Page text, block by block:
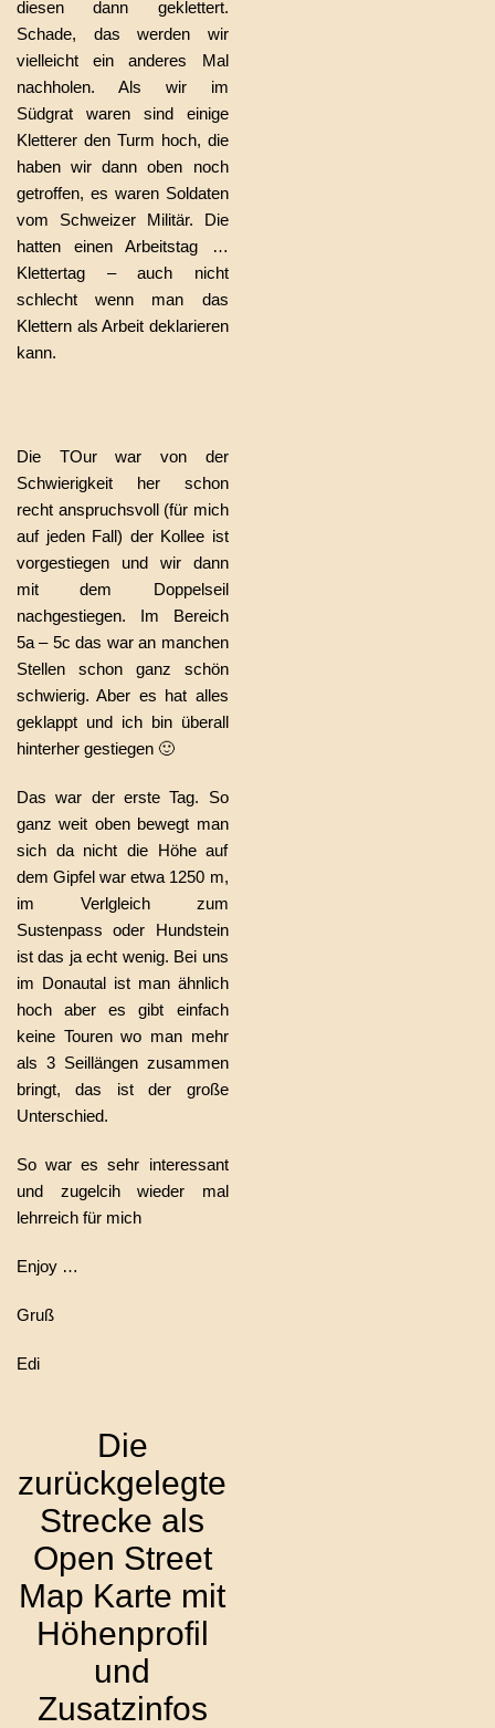
diesen dann geklettert.
Schade, das werden wir
vielleicht ein anderes Mal
nachholen. Als wir im
Südgrat waren sind einige
Kletterer den Turm hoch, die
haben wir dann oben noch
getroffen, es waren Soldaten
vom Schweizer Militär. Die
hatten einen Arbeitstag …
Klettertag – auch nicht
schlecht wenn man das
Klettern als Arbeit deklarieren
kann.
Die TOur war von der
Schwierigkeit her schon
recht anspruchsvoll (für mich
auf jeden Fall) der Kollee ist
vorgestiegen und wir dann
mit dem Doppelseil
nachgestiegen. Im Bereich
5a – 5c das war an manchen
Stellen schon ganz schön
schwierig. Aber es hat alles
geklappt und ich bin überall
hinterher gestiegen 🙂
Das war der erste Tag. So
ganz weit oben bewegt man
sich da nicht die Höhe auf
dem Gipfel war etwa 1250 m,
im Verlgleich zum
Sustenpass oder Hundstein
ist das ja echt wenig. Bei uns
im Donautal ist man ähnlich
hoch aber es gibt einfach
keine Touren wo man mehr
als 3 Seillängen zusammen
bringt, das ist der große
Unterschied.
So war es sehr interessant
und zugelcih wieder mal
lehrreich für mich
Enjoy …
Gruß
Edi
Die
zurückgelegte
Strecke als
Open Street
Map Karte mit
Höhenprofil
und
Zusatzinfos